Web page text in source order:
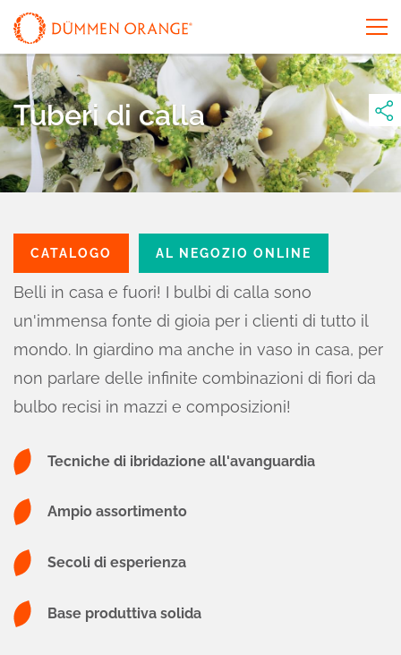
Tuberi di calla
CATALOGO AL NEGOZIO ONLINE
Belli in casa e fuori! I bulbi di calla sono
un'immensa fonte di gioia per i clienti di tutto il
mondo. In giardino ma anche in vaso in casa, per
non parlare delle infinite combinazioni di fiori da
bulbo recisi in mazzi e composizioni!
Tecniche di ibridazione all'avanguardia
Ampio assortimento
Secoli di esperienza
Base produttiva solida